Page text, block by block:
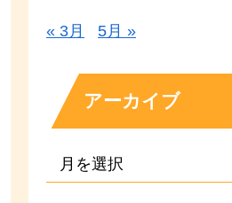
« 3月 5月 »
アーカイブ